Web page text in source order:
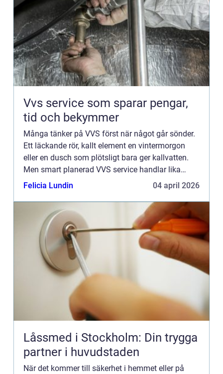
Vvs service som sparar pengar,
tid och bekymmer
Många tänker på VVS först när något går sönder.
Ett läckande rör, kallt element en vintermorgon
eller en dusch som plötsligt bara ger kallvatten.
Men smart planerad VVS service handlar lika
mycket om att förebygga problem som att lösa
Felicia Lundin 04 april 2026
Låssmed i Stockholm: Din trygga
partner i huvudstaden
När det kommer till säkerhet i hemmet eller på